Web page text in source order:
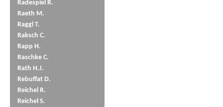
Radespiel R.
Raeth M.
Raggl T.
Raksch C.
Rapp H.
Raschke C.
Rath H.J.
Rebuffat D.
Reichel R.
Reichel S.